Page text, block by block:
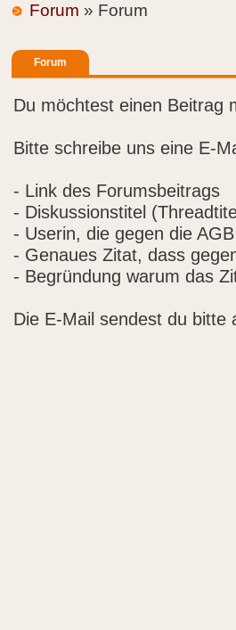
Forum » Forum
Forum
Du möchtest einen Beitrag
Bitte schreibe uns eine E-
- Link des Forumsbeitrags
- Diskussionstitel
- Userin, die gegen die
- Genaues Zitat, dass
- Begründung warum das
Die E-Mail sendest du bitte